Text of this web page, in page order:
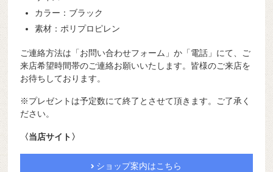
カラー：ブラック
素材：ポリプロピレン
ご連絡方法は「お問い合わせフォーム」か「電話」にて、ご
来店希望時間帯のご連絡お願いいたします。皆様のご来店を
お待ちしております。
※プレゼントは予定数にて終了とさせて頂きます。ご了承く
ださい。
〈当店サイト〉
ショップ案内はこちら